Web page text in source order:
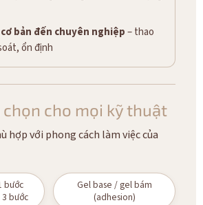
bản đến chuyên nghiệp– thao
ổn định
cho mọi kỹ thuật
hợp với phong cách làm việc của
bước
bước
Gel base / gel bám
(adhesion)